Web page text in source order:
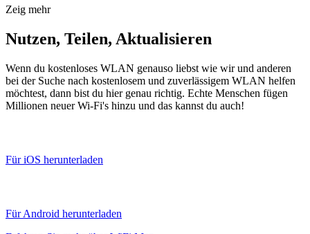
Zeig mehr
Nutzen, Teilen, Aktualisieren
Wenn du kostenloses WLAN genauso liebst wie wir und anderen
bei der Suche nach kostenlosem und zuverlässigem WLAN helfen
möchtest, dann bist du hier genau richtig. Echte Menschen fügen
Millionen neuer Wi-Fi's hinzu und das kannst du auch!
Für iOS herunterladen
Für Android herunterladen